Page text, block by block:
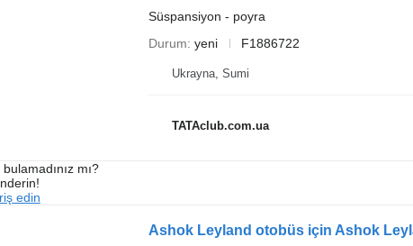
Süspansiyon - poyra
Durum yeni F1886722
Ukrayna, Sumi
TATAclub.com.ua
mı?
edin
Ashok Leyland otobüs için Ashok